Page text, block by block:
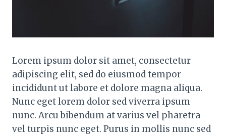
Lorem ipsum dolor sit amet, consectetur
adipiscing elit, sed do eiusmod tempor
incididunt ut labore et dolore magna aliqua.
Nunc eget lorem dolor sed viverra ipsum
nunc. Arcu bibendum at varius vel pharetra
vel turpis nunc eget. Purus in mollis nunc sed